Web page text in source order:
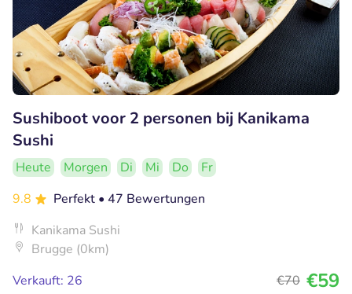
Sushiboot voor 2 personen bij Kanikama
Sushi
Heute Morgen Di Mi Do
Fr
9.8
Perfekt • 47 Bewertungen
Kanikama Sushi
Brugge (0km)
Verkauft: 26
€70 €59